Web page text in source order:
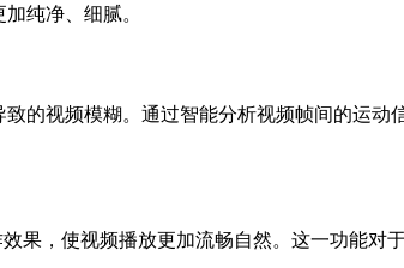
净、细腻。
的视频模糊。通过智能分析视频帧间的运动信
效果，使视频播放更加流畅自然。这一功